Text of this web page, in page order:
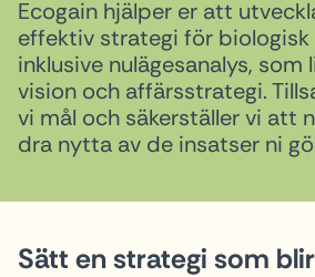
Ecogain hjälper er att
effektiv strategi för biologisk
inklusive nulägesanalys, som
vision och affärsstrategi.
vi mål och säkerställer vi att
dra nytta av de insatser ni
Sätt en strategi som